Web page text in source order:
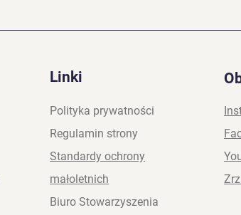
Linki
Polityka prywatności
Regulamin strony
Standardy ochrony
małoletnich
Biuro Stowarzyszenia